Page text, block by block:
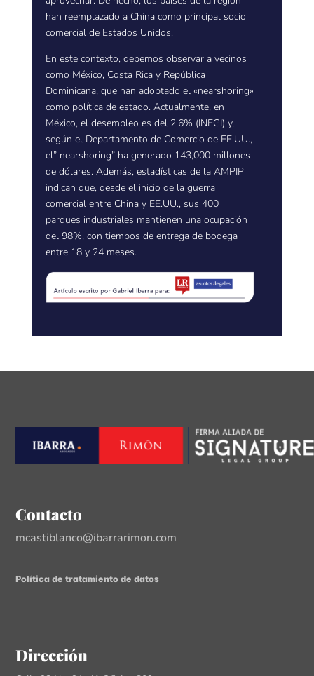
han reemplazado a China como principal socio
comercial de Estados Unidos.
En este contexto, debemos observar a vecinos
como México, Costa Rica y República
Dominicana, que han adoptado el «nearshoring»
como política de estado. Actualmente, en
México, el desempleo es del 2.6% (INEGI) y,
según el Departamento de Comercio de EE.UU.,
el” nearshoring” ha generado 143,000 millones
de dólares. Además, estadísticas de la AMPIP
indican que, desde el inicio de la guerra
comercial entre China y EE.UU., sus 400
parques industriales mantienen una ocupación
del 98%, con tiempos de entrega de bodega
entre 18 y 24 meses.
Contacto
mcastiblanco@ibarrarimon.com
Política de tratamiento de datos
Dirección